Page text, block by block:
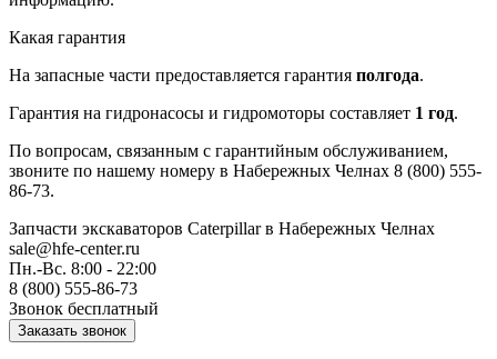
Какая гарантия
На запасные части предоставляется гарантия полгода.
Гарантия на гидронасосы и гидромоторы составляет 1 год.
По вопросам, связанным с гарантийным обслуживанием,
звоните по нашему номеру в Набережных Челнах 8 (800) 555-
86-73.
Запчасти экскаваторов Caterpillarв Набережных Челнах
sale@hfe-center.ru
Пн.-Вс. 8:00 - 22:00
8 (800) 555-86-73
Звонок бесплатный